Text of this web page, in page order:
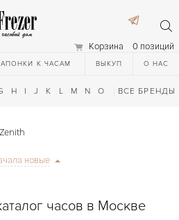
Корзина 0 позиций
К ЧАСАМ ВЫКУП О НАС
H I J K L M N O Q R S T
ВСЕ БРЕНДЫ
Zenith
часов в Москве
новые